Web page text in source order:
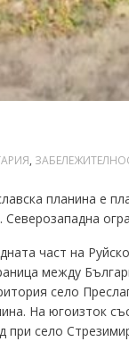
,
планина е
Северозападна
част на
между
село
На югоизток
при село